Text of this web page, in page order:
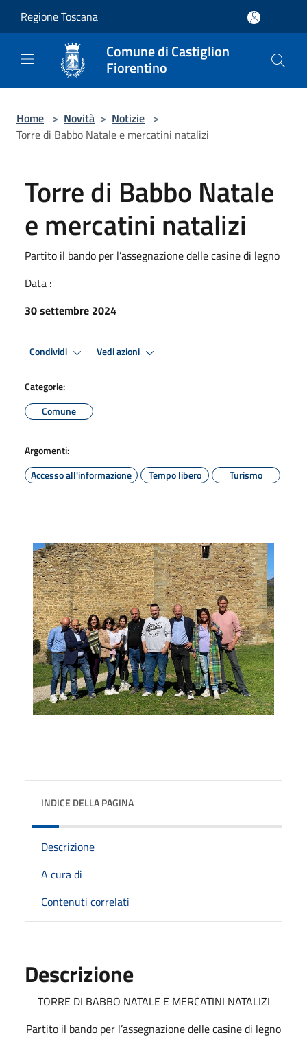
Regione Toscana
Comune di Castiglion
Fiorentino
Home > Novità > Notizie >
Torre di Babbo Natale e mercatini natalizi
Torre di Babbo Natale
e mercatini natalizi
Partito il bando per l’assegnazione delle casine di legno
Data :
30 settembre 2024
Condividi Vedi azioni
Categorie:
Comune
Argomenti:
Accesso all'informazione
Tempo libero Turismo
INDICE DELLA PAGINA
Descrizione
A cura di
Contenuti correlati
Descrizione
TORRE DI BABBO NATALE E MERCATINI NATALIZI
Partito il bando per l’assegnazione delle casine di legno